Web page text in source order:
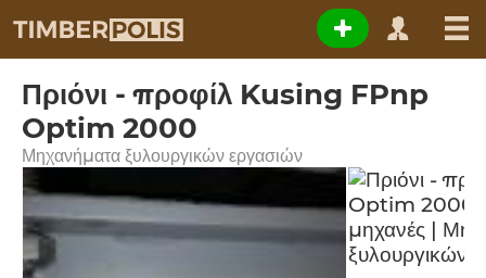
Πριόνι - προφίλ Kusing FPnp
Optim 2000
Μηχανήματα ξυλουργικών εργασιών